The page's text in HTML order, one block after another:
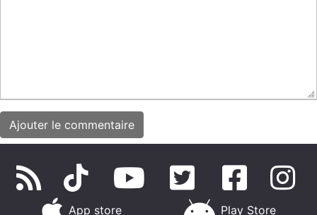
App store Play Store